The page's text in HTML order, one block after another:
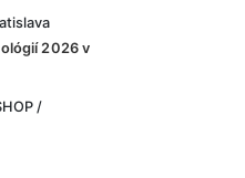
2026 v
/